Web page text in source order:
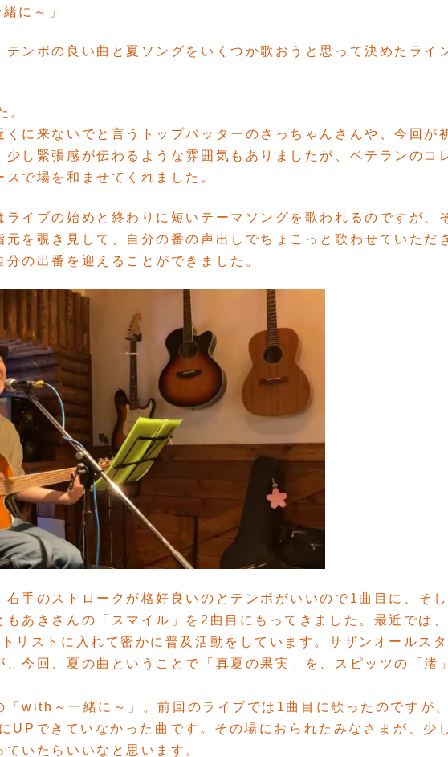
に～」
テンポの良い曲と夏ソングをいくつか歌おうと思って決めたライ
。
に来ないでと言うトップバッターのさっちゃんさんや、今回が
少し緊張感が伝わるような雰囲気もありましたが、ベテランのコ
で場を和ませてくれました。
ライブの始めと終わりに短いテーマソングを歌われるのですが、
元を覗き見して、自分の番の声出しでちょこっと歌わせていただ
の出番を迎えることができました。
右手のストロークが格好良いのとテンポがいいので1曲目に、そ
もあきさんの「スマイル」を2曲目にもってきました。最近では
リストに入れて密かに普及活動をしています。サザンオールス
、今回、夏の曲ということで「真夏の果実」を、スピッツの「渚
「with～一緒に～」。前回のライブでは1曲目に歌ったのですが
UPできていなかった曲です。その場におられたみなさまが、少
いたらいいなと思います。